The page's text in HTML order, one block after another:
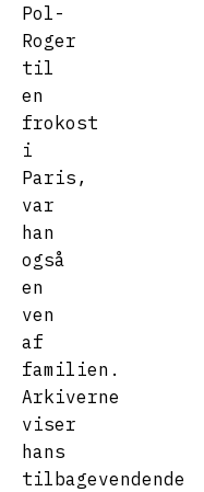
Pol-
Roger
til
en
frokost
i
Paris,
var
han
også
en
ven
af
familien.
Arkiverne
viser
hans
tilbagevendende